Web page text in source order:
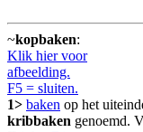
~kopbaken:
Klik hier voor
afbeelding.
F5 = sluiten.
1> baken op het
kribbaken genoemd.